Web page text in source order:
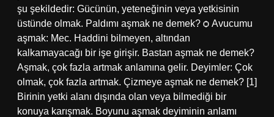
şu şekildedir: Gücünün, yeteneğinin veya yetkisinin
üstünde olmak. Paldımı aşmak ne demek? ѻ Avucumu
aşmak: Mec. Haddini bilmeyen, altından
kalkamayacağı bir işe girişir. Bastan aşmak ne demek?
Aşmak, çok fazla artmak anlamına gelir. Deyimler: Çok
olmak, çok fazla artmak. Çizmeye aşmak ne demek? [1]
Birinin yetki alanı dışında olan veya bilmediği bir
konuya karışmak. Boyunu aşmak deyiminin anlamı